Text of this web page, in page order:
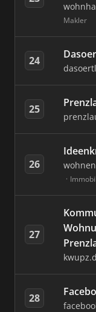
Makler
24
25
26
27
28